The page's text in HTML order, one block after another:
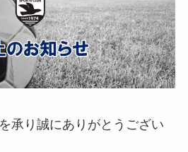
承り誠にありがとうござい